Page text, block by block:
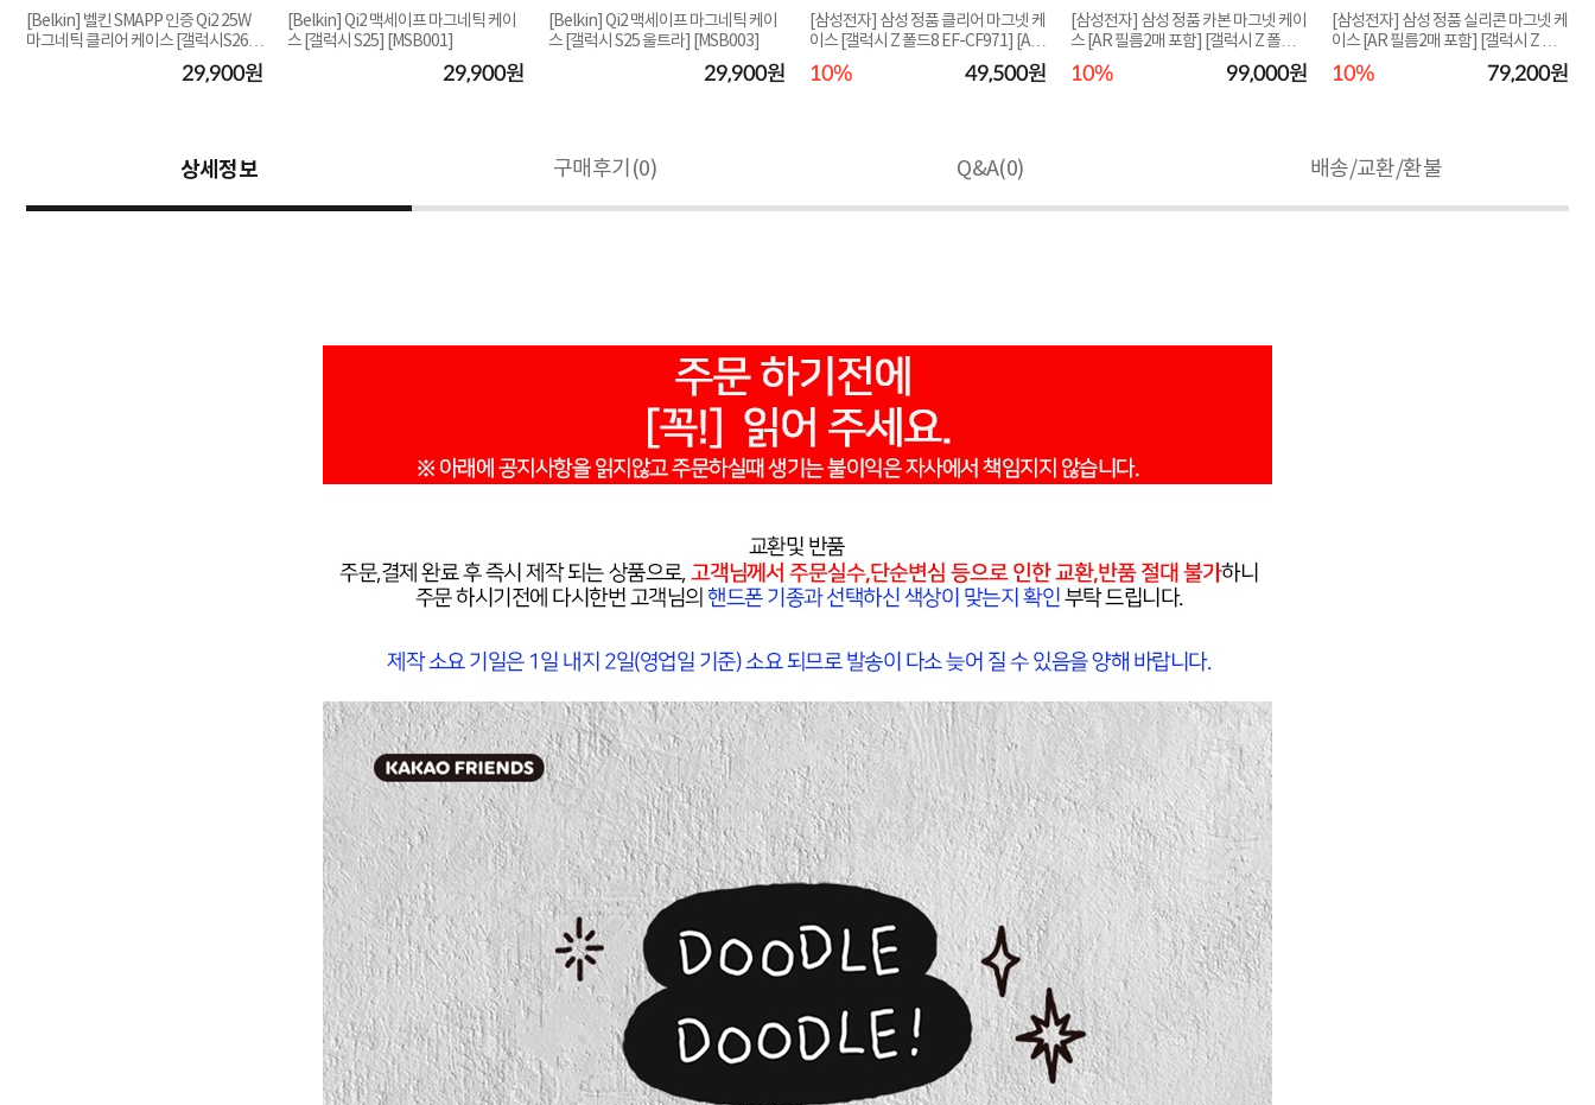
[Belkin] 벨킨 SMAPP 인증 Qi2 25W
마그네틱 클리어 케이스 [갤럭시S26플
29,900원
[Belkin] Qi2 맥세이프 마그네틱 케이
스 [갤럭시 S25] [MSB001]
29,900원
[Belkin] Qi2 맥세이프 마그네틱 케이
스 [갤럭시 S25 울트라] [MSB003]
29,900원
[삼성전자] 삼성 정품 클리어 마그넷 케
이스 [갤럭시 Z 폴드8 EF-CF971] [AR
필름2...
10% 49,500원
[삼성전자] 삼성 정품 카본 마그넷 케이
스 [AR 필름2매 포함] [갤럭시 Z 폴드8
EF-KF9...
10% 99,000원
[삼성전자] 삼성 정품 실리콘 마그넷 케
이스 [AR 필름2매 포함] [갤럭시 Z 폴
드8 EF-E...
10% 79,200원
상세정보 구매후기(0) Q&A(0) 배송/교환/환불